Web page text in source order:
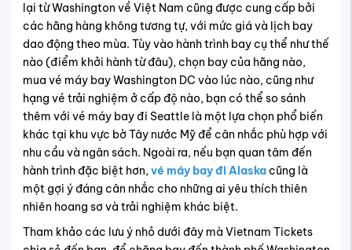
lại từ Washington về Việt Nam cũng được cung cấp bởi
các hãng hàng không tương tự, với mức giá và lịch bay
dao động theo mùa. Tùy vào hành trình bay cụ thể như thế
nào (điểm khởi hành từ đâu), chọn bay của hãng nào,
mua vé máy bay Washington DC vào lúc nào, cũng như
hạng vé trải nghiệm ở cấp độ nào, bạn có thể so sánh
thêm với vé máy bay đi Seattle là một lựa chọn phổ biến
khác tại khu vực bờ Tây nước Mỹ để cân nhắc phù hợp với
nhu cầu và ngân sách. Ngoài ra, nếu bạn quan tâm đến
hành trình đặc biệt hơn,vé máy bay đi Alaskacũng là
một gợi ý đáng cân nhắc cho những ai yêu thích thiên
nhiên hoang sơ và trải nghiệm khác biệt.
Tham khảo các lưu ý nhỏ dưới đây mà Vietnam Tickets